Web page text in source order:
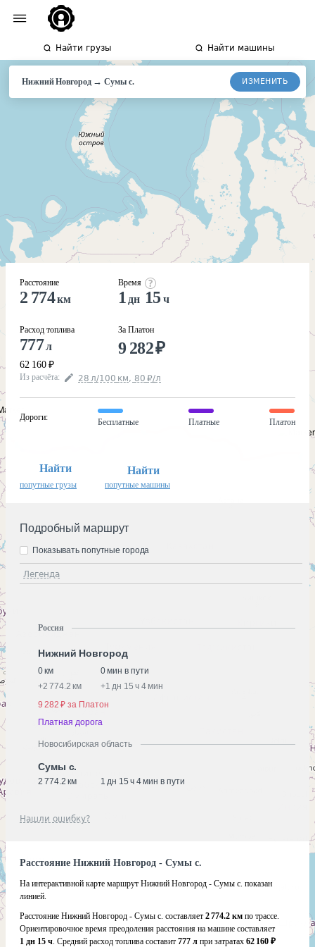
Найти грузы Найти машины
Нижний Новгород→Сумы с. ИЗМЕНИТЬ
Расстояние
2 774км
Расход топлива
777л
62 160 ₽
Время
1 дн 15 ч
За Платон
9 282₽
Из расчёта: 28 л/100 км, 80 ₽/л
Дороги:
Бесплатные Платные Платон
Найти
попутные грузы
Найти
попутные машины
Подробный маршрут
Легенда
Показывать попутные города
Россия
Нижний Новгород
0 км
0 мин в пути
+2 774.2 км +1 дн 15 ч 4 мин
9 282 ₽ за Платон
Платная дорога
Новосибирская область
Сумы с.
2 774.2 км 1 дн 15 ч 4 мин в пути
Нашли ошибку?
Расстояние Нижний Новгород - Сумы с.
На интерактивной карте маршрут Нижний Новгород - Сумы с. показан
линией.
Расстояние Нижний Новгород - Сумы с. составляет 2 774.2 км по трассе.
Ориентировочное время преодоления расстояния на машине составляет
1 дн 15 ч. Средний расход топлива составит 777 л при затратах 62 160 ₽